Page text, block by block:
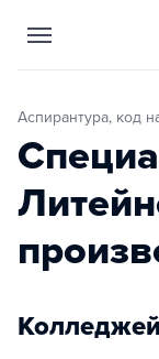
Аспирантура, код
Колледжей